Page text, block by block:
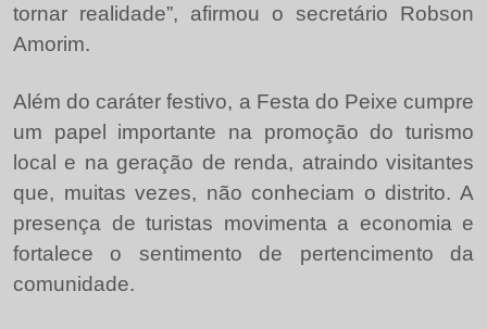
tornar realidade”, afirmou o secretário Robson
Amorim.
Além do caráter festivo, a Festa do Peixe cumpre
um papel importante na promoção do turismo
local e na geração de renda, atraindo visitantes
que, muitas vezes, não conheciam o distrito. A
presença de turistas movimenta a economia e
fortalece o sentimento de pertencimento da
comunidade.